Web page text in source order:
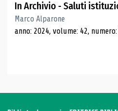
In Archivio - Saluti
Marco Alparone
anno: 2024, volume: 42, numero: